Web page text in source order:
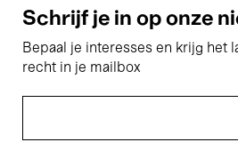
Schrijf je in op onze
Bepaal je interesses en krijg het
recht in je mailbox